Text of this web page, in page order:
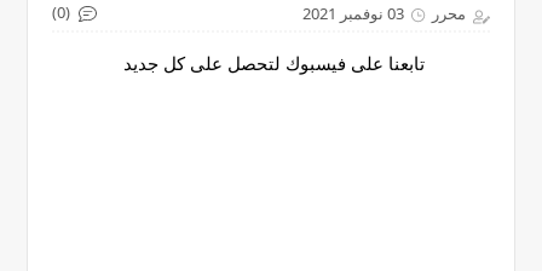
محرر 03 نوفمبر 2021 (0)
تابعنا على فيسبوك لتحصل على كل جديد